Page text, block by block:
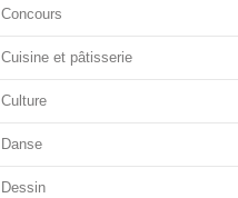
Concours
Cuisine et pâtisserie
Culture
Danse
Dessin